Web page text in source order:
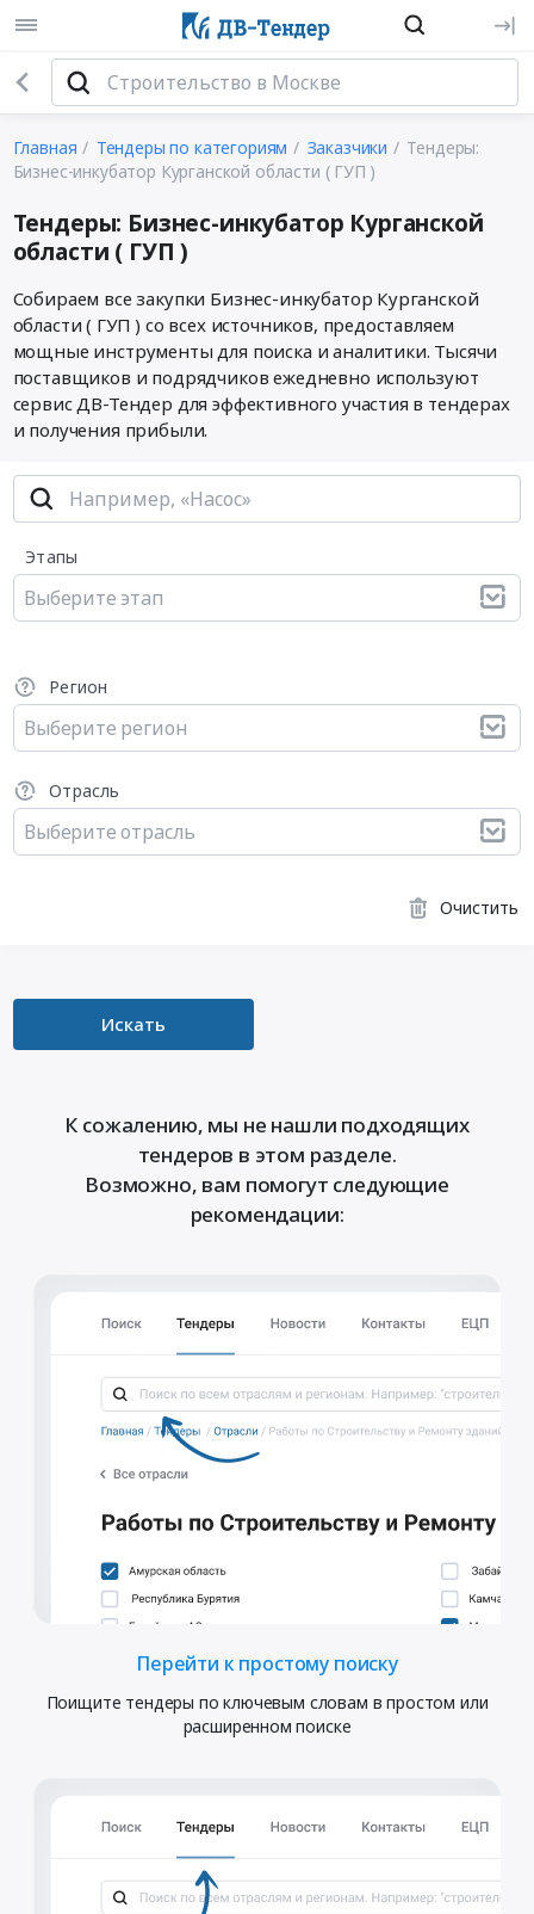
Главная Тендеры по категориям Заказчики
Тендеры:
Бизнес-инкубатор Курганской области ( ГУП )
Тендеры: Бизнес-инкубатор Курганской
области ( ГУП )
Собираем все закупки Бизнес-инкубатор Курганской
области ( ГУП ) со всех источников, предоставляем
мощные инструменты для поиска и аналитики. Тысячи
поставщиков и подрядчиков ежедневно используют
сервис ДВ-Тендер для эффективного участия в тендерах
и получения прибыли.
Этапы
Выберите этап
Регион
Выберите регион
Отрасль
Выберите отрасль
Очистить
Искать
К сожалению, мы не нашли подходящих
тендеров в этом разделе.
Возможно, вам помогут следующие
рекомендации:
Перейти к простому поиску
Поищите тендеры по ключевым словам в простом или
расширенном поиске